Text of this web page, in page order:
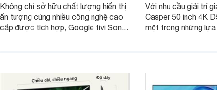
Không chỉ sở hữu chất lượng hiển thị
ấn tượng cùng nhiều công nghệ cao
cấp được tích hợp, Google tivi Sony
Với nhu cầu giải trí
Casper 50 inch 4K
một trong những lựa